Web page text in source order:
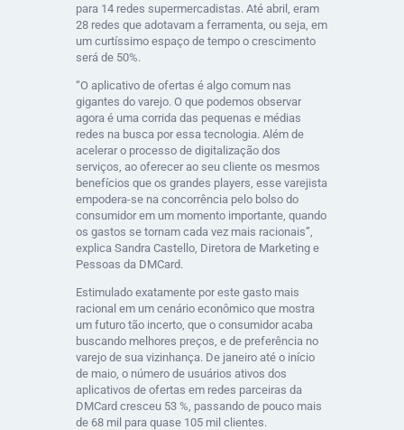
para 14 redes supermercadistas. Até abril, eram
28 redes que adotavam a ferramenta, ou seja, em
um curtíssimo espaço de tempo o crescimento
será de 50%.
“O aplicativo de ofertas é algo comum nas
gigantes do varejo. O que podemos observar
agora é uma corrida das pequenas e médias
redes na busca por essa tecnologia. Além de
acelerar o processo de digitalização dos
serviços, ao oferecer ao seu cliente os mesmos
benefícios que os grandes players, esse varejista
empodera-se na concorrência pelo bolso do
consumidor em um momento importante, quando
os gastos se tornam cada vez mais racionais”,
explica Sandra Castello, Diretora de Marketing e
Pessoas da DMCard.
Estimulado exatamente por este gasto mais
racional em um cenário econômico que mostra
um futuro tão incerto, que o consumidor acaba
buscando melhores preços, e de preferência no
varejo de sua vizinhança. De janeiro até o início
de maio, o número de usuários ativos dos
aplicativos de ofertas em redes parceiras da
DMCard cresceu 53 %, passando de pouco mais
de 68 mil para quase 105 mil clientes.